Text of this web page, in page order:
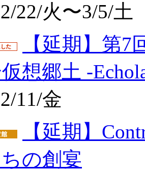
22/火〜3/5/土
【延期】第
想郷土 -
11/金
【延期】
の創宴